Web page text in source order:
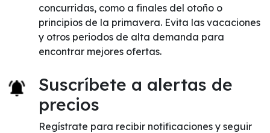
concurridas, como a finales del otoño o
principios de la primavera. Evita las vacaciones
y otros periodos de alta demanda para
encontrar mejores ofertas.
Suscríbete a alertas de
precios
Regístrate para recibir notificaciones y seguir